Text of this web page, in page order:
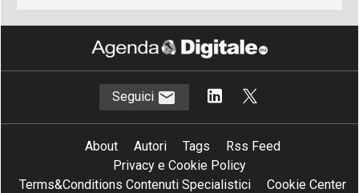
Seguici
About Autori Tags
Rss Feed
Privacy e Cookie Policy
Terms&Conditions Contenuti Specialistici
Cookie Center